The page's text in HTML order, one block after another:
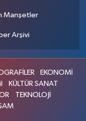
Manşetler
Arşivi
EKONOMİ
KÜLTÜR SANAT
TEKNOLOJİ